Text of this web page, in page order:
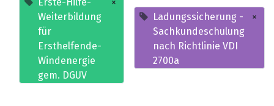
Weiterbildung
für
Ersthelfende-
Windenergie
gem. DGUV
Ladungssicherung -
Sachkundeschulung
nach Richtlinie VDI
2700a
×